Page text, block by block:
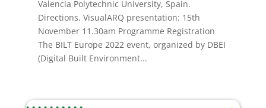
Valencia Polytechnic University, Spain.
Directions. VisualARQ presentation: 15th
November 11.30am Programme Registration
The BILT Europe 2022 event, organized by DBEI
(Digital Built Environment...